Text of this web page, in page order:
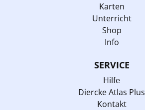
Karten
Unterricht
Shop
Info
SERVICE
Hilfe
Diercke Atlas Plus
Kontakt